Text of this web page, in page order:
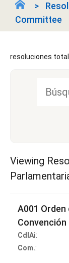
Committee
resoluciones
Viewing
A001 Orden
Convención
CdlAi:
Com.: